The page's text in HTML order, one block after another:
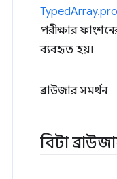
পরীক্ষার
ব্যবহৃত হয়।
ব্রাউজার সমর্থন
বিটা